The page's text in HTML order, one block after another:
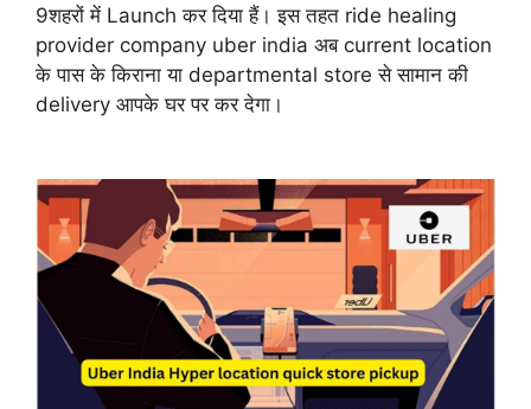
9शहरों में Launch कर दिया हैं। इस तहत ride healing
provider company uber india अब current location
के पास के किराना या departmental store से सामान की
delivery आपके घर पर कर देगा।